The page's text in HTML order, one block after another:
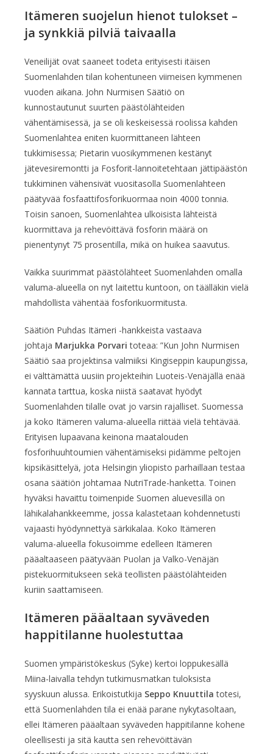
Itämeren suojelun hienot tulokset –
ja synkkiä pilviä taivaalla
Veneilijät ovat saaneet todeta erityisesti itäisen
Suomenlahden tilan kohentuneen viimeisen kymmenen
vuoden aikana. John Nurmisen Säätiö on
kunnostautunut suurten päästölähteiden
vähentämisessä, ja se oli keskeisessä roolissa kahden
Suomenlahtea eniten kuormittaneen lähteen
tukkimisessa; Pietarin vuosikymmenen kestänyt
jätevesiremontti ja Fosforit-lannoitetehtaan jättipäästön
tukkiminen vähensivät vuositasolla Suomenlahteen
päätyvää fosfaattifosforikuormaa noin 4000 tonnia.
Toisin sanoen, Suomenlahtea ulkoisista lähteistä
kuormittava ja rehevöittävä fosforin määrä on
pienentynyt 75 prosentilla, mikä on huikea saavutus.
Vaikka suurimmat päästölähteet Suomenlahden omalla
valuma-alueella on nyt laitettu kuntoon, on täälläkin vielä
mahdollista vähentää fosforikuormitusta.
Säätiön Puhdas Itämeri -hankkeista vastaava
johtaja Marjukka Porvaritoteaa: ”Kun John Nurmisen
Säätiö saa projektinsa valmiiksi Kingiseppin kaupungissa,
ei välttämättä uusiin projekteihin Luoteis-Venäjällä enää
kannata tarttua, koska niistä saatavat hyödyt
Suomenlahden tilalle ovat jo varsin rajalliset. Suomessa
ja koko Itämeren valuma-alueella riittää vielä tehtävää.
Erityisen lupaavana keinona maatalouden
fosforihuuhtoumien vähentämiseksi pidämme peltojen
kipsikäsittelyä, jota Helsingin yliopisto parhaillaan testaa
osana säätiön johtamaa NutriTrade-hanketta. Toinen
hyväksi havaittu toimenpide Suomen aluevesillä on
lähikalahankkeemme, jossa kalastetaan kohdennetusti
vajaasti hyödynnettyä särkikalaa. Koko Itämeren
valuma-alueella fokusoimme edelleen Itämeren
pääaltaaseen päätyvään Puolan ja Valko-Venäjän
pistekuormitukseen sekä teollisten päästölähteiden
kuriin saattamiseen.
Itämeren pääaltaan syväveden
happitilanne huolestuttaa
Suomen ympäristökeskus (Syke) kertoi loppukesällä
Miina-laivalla tehdyn tutkimusmatkan tuloksista
syyskuun alussa. Erikoistutkija Seppo Knuuttila totesi,
että Suomenlahden tila ei enää parane nykytasoltaan,
ellei Itämeren pääaltaan syväveden happitilanne kohene
oleellisesti ja sitä kautta sen rehevöittävän